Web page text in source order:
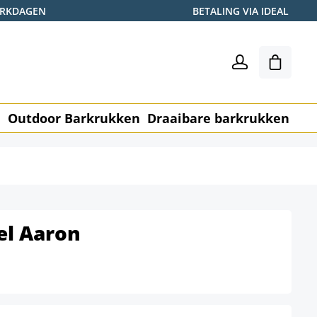
BETALING VIA IDEAL
Outdoor Barkrukken Draaibare barkrukken
Aaron